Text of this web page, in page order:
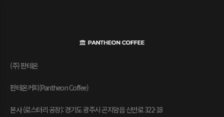
(주) 판테온
판테온커피(Pantheon Coffee)
본사 (로스터리 공장): 경기도 광주시 곤지암읍 신만로 322-18